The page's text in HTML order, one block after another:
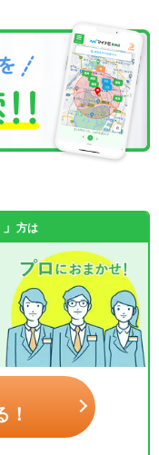
方は
！